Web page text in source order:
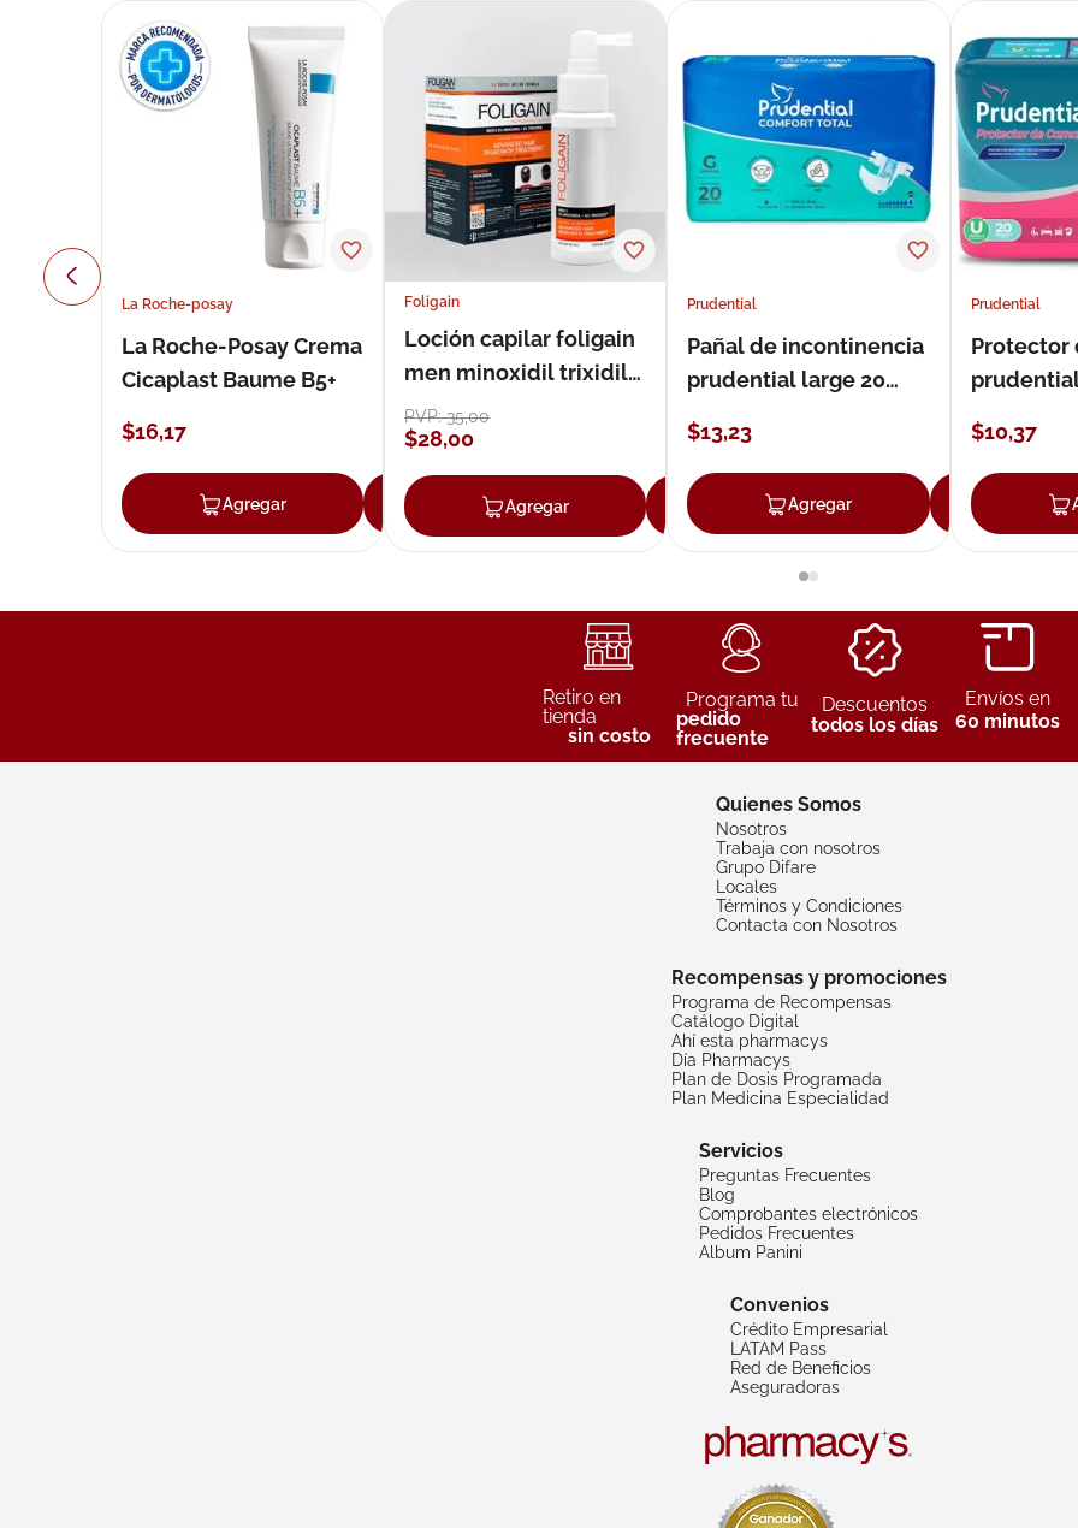
La Roche-posay
La Roche-Posay Crema
Cicaplast Baume B5+
$16,17
Agregar Agregar
Foligain
Loción capilar foligain
men minoxidil trixidil
loción 59 ml
PVP:35,00
$28,00
Agregar Agregar
Prudential
Pañal de incontinencia
prudential large 20
$13,23
Agregar
Prudential
Protector
$10,37
Retiro en
tienda
sin costo
Programa tu
pedido
frecuente
Descuentos
todos los días
Envíos en
60 minutos
Quienes Somos
Nosotros
Trabaja con nosotros
Grupo Difare
Locales
Términos y Condiciones
Contacta con Nosotros
Recompensas y promociones
Programa de Recompensas
Catálogo Digital
Ahí esta pharmacys
Día Pharmacys
Plan de Dosis Programada
Plan Medicina Especialidad
Servicios
Preguntas Frecuentes
Blog
Comprobantes electrónicos
Pedidos Frecuentes
Album Panini
Convenios
Crédito Empresarial
LATAM Pass
Red de Beneficios
Aseguradoras